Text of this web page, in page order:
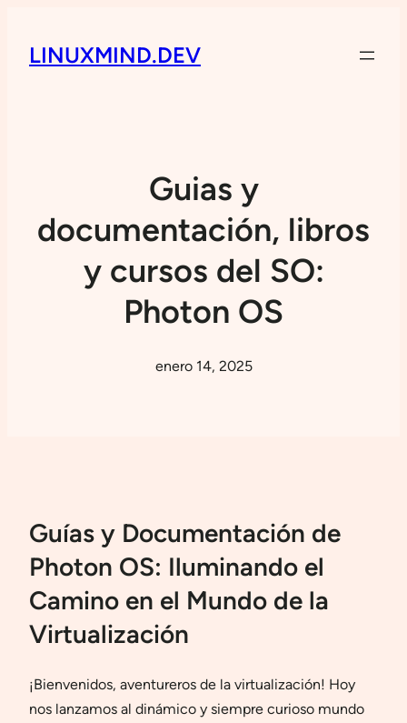
LINUXMIND.DEV
Guias y
documentación, libros
y cursos del SO:
Photon OS
enero 14, 2025
Guías y Documentación de
Photon OS: Iluminando el
Camino en el Mundo de la
Virtualización
¡Bienvenidos, aventureros de la virtualización! Hoy
nos lanzamos al dinámico y siempre curioso mundo